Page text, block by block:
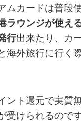
ムカードは普段
ラウンジが使え
行出来たり、カ
海外旅行に行く
ント還元で実質
受けられるので